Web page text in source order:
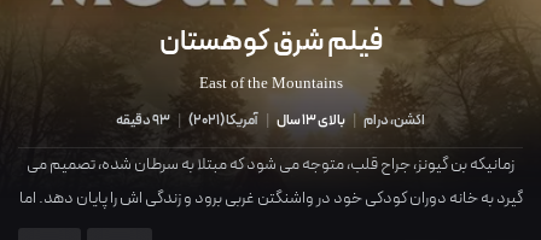
فیلم شرق کوهستان
East of the Mountains
اکشن، درام | بالای 13 سال | آمریکا(
2021
)
|
زمانیکه بن گیونز، جراح قلب، متوجه می شود که مبتلا به سرطان شده، تصمیم می
گیرد به خانه دوران کودکی خود در واشنگتن غربی برود و زندگی اش را پایان دهد. اما